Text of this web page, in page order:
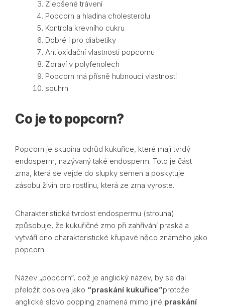
Zlepšené trávení
Popcorn a hladina cholesterolu
Kontrola krevního cukru
Dobré i pro diabetiky
Antioxidační vlastnosti popcornu
Zdraví v polyfenolech
Popcorn má přísně hubnoucí vlastnosti
souhrn
Co je to popcorn?
Popcorn je skupina odrůd kukuřice, které mají tvrdý
endosperm, nazývaný také endosperm. Toto je část
zrna, která se vejde do slupky semen a poskytuje
zásobu živin pro rostlinu, která ze zrna vyroste.
Charakteristická tvrdost endospermu (strouha)
způsobuje, že kukuřičné zrno při zahřívání praská a
vytváří ono charakteristické křupavé něco známého jako
popcorn.
Název „popcorn“, což je anglický název, by se dal
přeložit doslova jako “praskání kukuřice”protože
anglické slovo popping znamená mimo jiné praskání